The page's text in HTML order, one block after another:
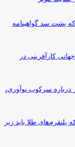
پشت سد گواهینامه
کارآفرینی در
درباره سرکوب نوآوری،
طلا باید زیر